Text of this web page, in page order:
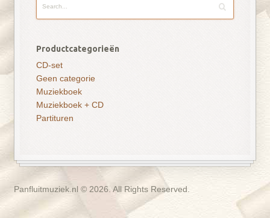
Productcategorieën
CD-set
Geen categorie
Muziekboek
Muziekboek + CD
Partituren
Panfluitmuziek.nl © 2026. All Rights Reserved.